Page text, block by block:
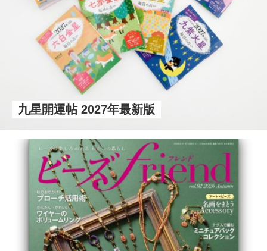
九星開運帖 2027年最新版